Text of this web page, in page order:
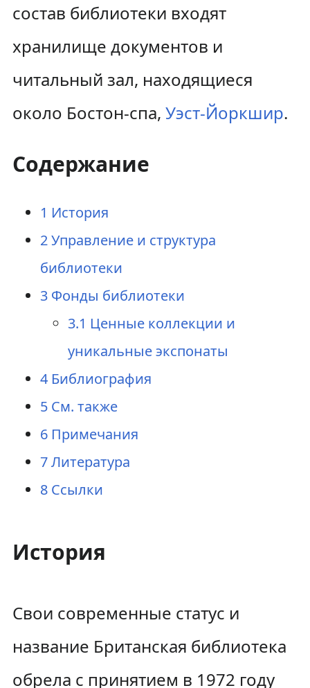
состав библиотеки входят
хранилище документов и
читальный зал, находящиеся
около Бостон-спа, Уэст-Йоркшир.
Содержание
1 История
2Управление и структура
библиотеки
3 Фонды библиотеки
3.1 Ценные коллекции и
уникальные экспонаты
4 Библиография
5 См. также
6 Примечания
7Литература
8 Ссылки
История
Свои современные статус и
название Британская библиотека
обрела с принятием в 1972 году